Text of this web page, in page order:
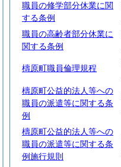
職員の修学部分休業に関
する条例
職員の高齢者部分休業に
関する条例
檮原町職員倫理規程
檮原町公益的法人等への
職員の派遣等に関する条
例
檮原町公益的法人等への
職員の派遣等に関する条
例施行規則